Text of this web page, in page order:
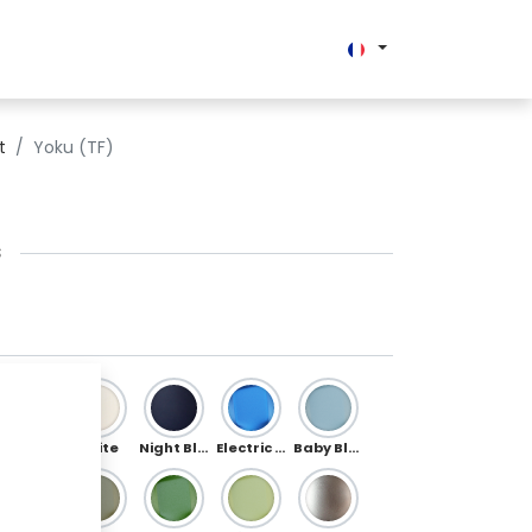
Yoku (TF)
White Night Blue Electric Blue Baby Blue